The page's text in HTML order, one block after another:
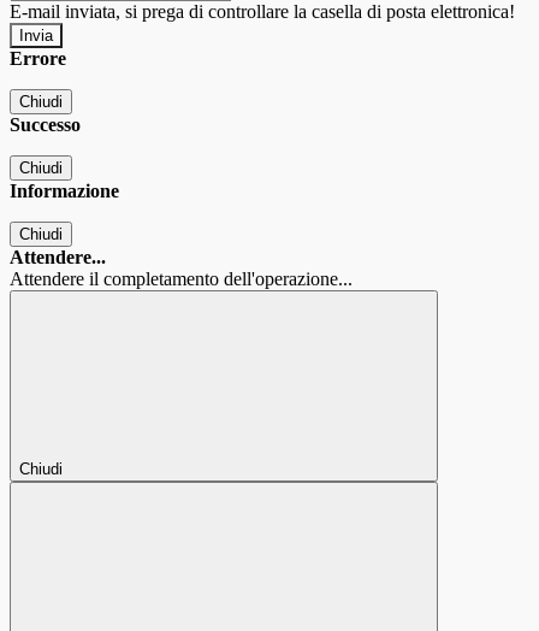
E-mail inviata, si prega di controllare la casella di posta elettronica!
Errore
Chiudi
Successo
Chiudi
Informazione
Chiudi
Attendere...
Attendere il completamento dell'operazione...
Chiudi